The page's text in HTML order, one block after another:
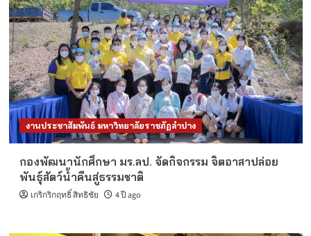
งานประชาสัมพันธ์ มหาวิทยาลัยราชภัฏลำปาง
กองพัฒนานักศึกษา มร.ลป. จัดกิจกรรม จิตอาสาปล่อย
พันธุ์สัตว์น้ำคืนสู่ธรรมชาติ
เกริกริกฤทธิ์ สิทธิชัย 4 ปี ago